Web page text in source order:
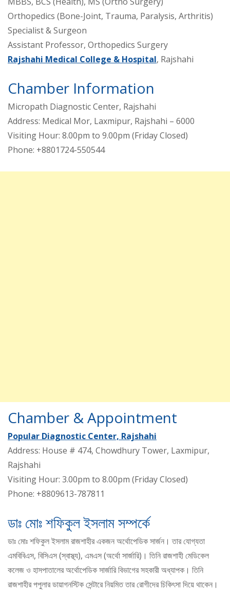
Orthopedics (Bone-Joint, Trauma, Paralysis, Arthritis)
Specialist & Surgeon
Assistant Professor, Orthopedics Surgery
Rajshahi Medical College & Hospital, Rajshahi
Chamber Information
Micropath Diagnostic Center, Rajshahi
Address: Medical Mor, Laxmipur, Rajshahi – 6000
Visiting Hour: 8.00pm to 9.00pm (Friday Closed)
Phone: +8801724-550544
Chamber & Appointment
Popular Diagnostic Center, Rajshahi
Address: House # 474, Chowdhury Tower, Laxmipur,
Rajshahi
Visiting Hour: 3.00pm to 8.00pm (Friday Closed)
Phone: +8809613-787811
ডাঃ মোঃ শফিকুল ইসলাম সম্পর্কে
ডাঃ মোঃ শফিকুল ইসলাম রাজশাহীর একজন অর্থোপেডিক সার্জন। তার যোগ্যতা
এমবিবিএস, বিসিএস (স্বাস্থ্য), এমএস (অর্থো সার্জারি)। তিনি রাজশাহী মেডিকেল
কলেজ ও হাসপাতালের অর্থোপেডিক সার্জারি বিভাগের সহকারী অধ্যাপক। তিনি
রাজশাহীর পপুলার ডায়াগনস্টিক সেন্টারে নিয়মিত তার রোগীদের চিকিৎসা দিয়ে থাকেন।